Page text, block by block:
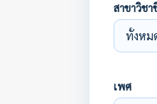
สาขาวิช
เพศ